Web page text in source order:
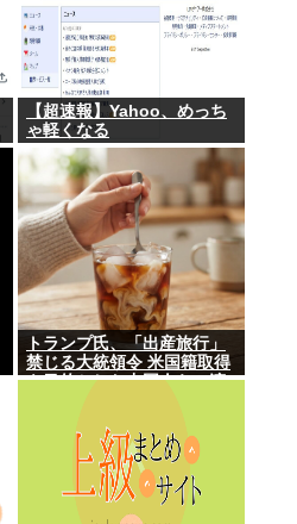
【超速報】Yahoo、めっち
ゃ軽くなる
トランプ氏、「出産旅行」
禁じる大統領令 米国籍取得
を目的とした中国人らの渡